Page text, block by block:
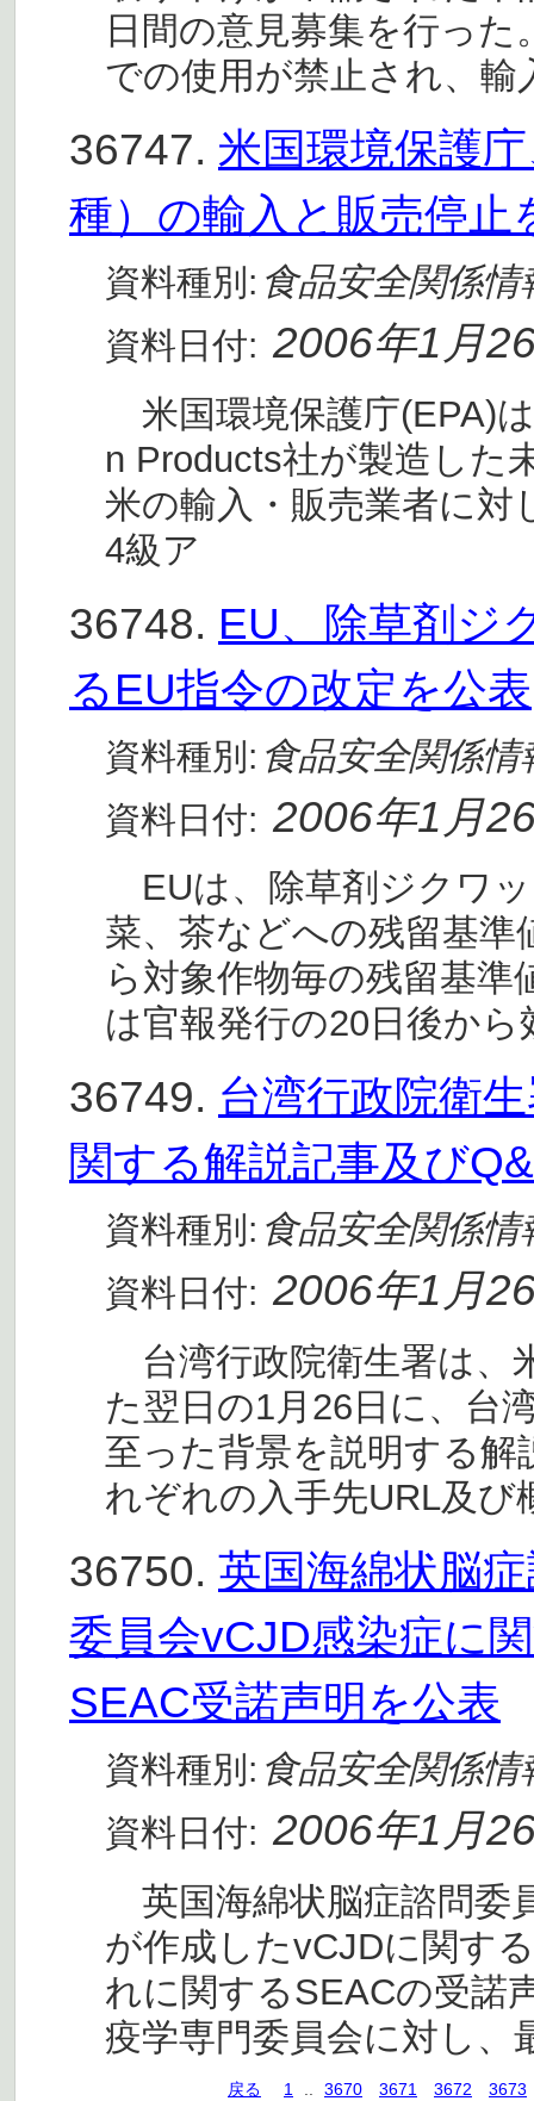
日間の意見募集を行っ
での使用が禁止され、輸
36747. 米国環境保護
種）の輸入と販売停止
資料種別: 食品安全関係情
資料日付: 2006年1月
米国環境保護庁(EPA)
n Products社が製造した
米の輸入・販売業者に
4級ア
36748. EU、除草剤ジ
るEU指令の改定を公表
資料種別: 食品安全関係情
資料日付: 2006年1月
EUは、除草剤ジクワ
菜、茶などへの残留基準
ら対象作物毎の残留基
は官報発行の20日後から
36749. 台湾行政院衛
関する解説記事及び
資料種別: 食品安全関係情
資料日付: 2006年1月
台湾行政院衛生署は、
た翌日の1月26日に、台
至った背景を説明する
れぞれの入手先URL及
36750. 英国海綿状脳
委員会vCJD感染症に
SEAC受諾声明を公表
資料種別: 食品安全関係情
資料日付: 2006年1月
英国海綿状脳症諮問委
が作成したvCJDに関す
れに関するSEACの受
疫学専門委員会に対し、
戻る 1 3670 3671 3672 3673